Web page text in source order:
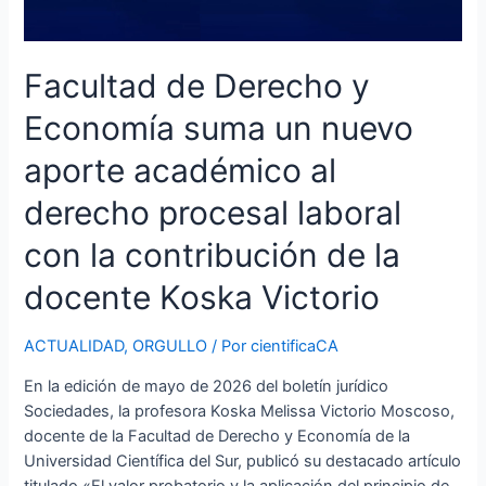
Facultad de Derecho y
Economía suma un nuevo
aporte académico al
derecho procesal laboral
con la contribución de la
docente Koska Victorio
ACTUALIDAD,ORGULLO / PorcientificaCA
En la edición de mayo de 2026 del boletín jurídico
Sociedades, la profesora Koska Melissa Victorio Moscoso,
docente de la Facultad de Derecho y Economía de la
Universidad Científica del Sur, publicó su destacado artículo
de
docente
Koska
Victorio